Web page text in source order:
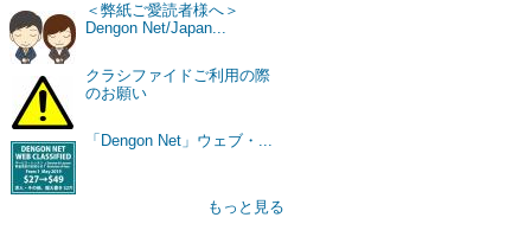
＜弊紙ご愛読者様へ＞
Dengon Net/Japan...
クラシファイドご利用の際
のお願い
「Dengon Net」ウェブ・...
もっと見る